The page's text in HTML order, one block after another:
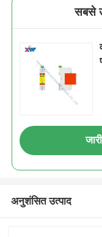
सबसे
अनुशंसित उत्पाद